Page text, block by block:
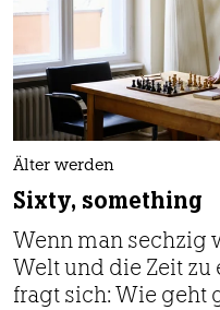
Älter werden
Sixty, something
Wenn man sechzig
Welt und die Zeit zu
fragt sich: Wie geht